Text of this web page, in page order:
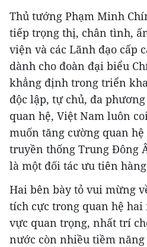
Thủ tướng Phạm Minh
tiếp trọng thị, chân tình,
viện và các Lãnh đạo cấp
dành cho đoàn đại biểu
khẳng định trong triển
độc lập, tự chủ, đa
quan hệ, Việt Nam luôn
muốn tăng cường quan
truyền thống Trung Đông
là một đối tác ưu tiên
Hai bên bày tỏ vui mừng
tích cực trong quan hệ
vực quan trọng, nhất trí
nước còn nhiều tiềm